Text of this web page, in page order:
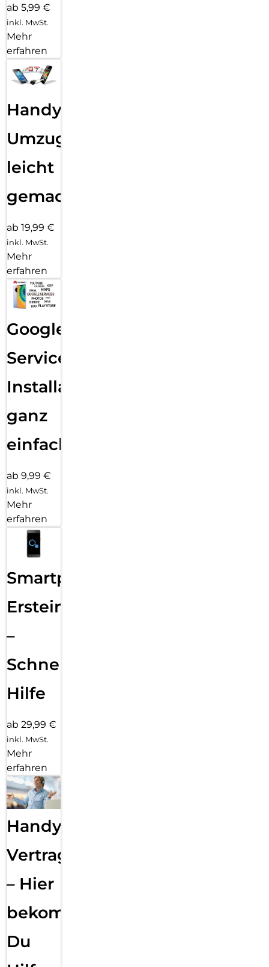
ab 5,99 €
inkl. MwSt.
Mehr
erfahren
Handy
Umzug
leicht
gemacht!
ab 19,99 €
inkl. MwSt.
Mehr
erfahren
Google
Services
Installation
ganz
einfach
ab 9,99 €
inkl. MwSt.
Mehr
erfahren
Smartphone
Ersteinrichtung
–
Schnelle
Hilfe
ab 29,99 €
inkl. MwSt.
Mehr
erfahren
Handy
Vertragsabwicklung
– Hier
bekommst
Du